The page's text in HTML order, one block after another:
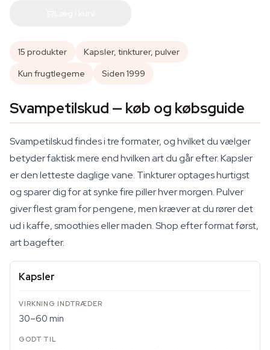
15 produkter
Kapsler, tinkturer, pulver
Kun frugtlegeme
Siden 1999
Svampetilskud — køb og købsguide
Svampetilskud findes i tre formater, og hvilket du vælger
betyder faktisk mere end hvilken art du går efter. Kapsler
er den letteste daglige vane. Tinkturer optages hurtigst
og sparer dig for at synke fire piller hver morgen. Pulver
giver flest gram for pengene, men kræver at du rører det
ud i kaffe, smoothies eller maden. Shop efter format først,
art bagefter.
Kapsler
30–60 min